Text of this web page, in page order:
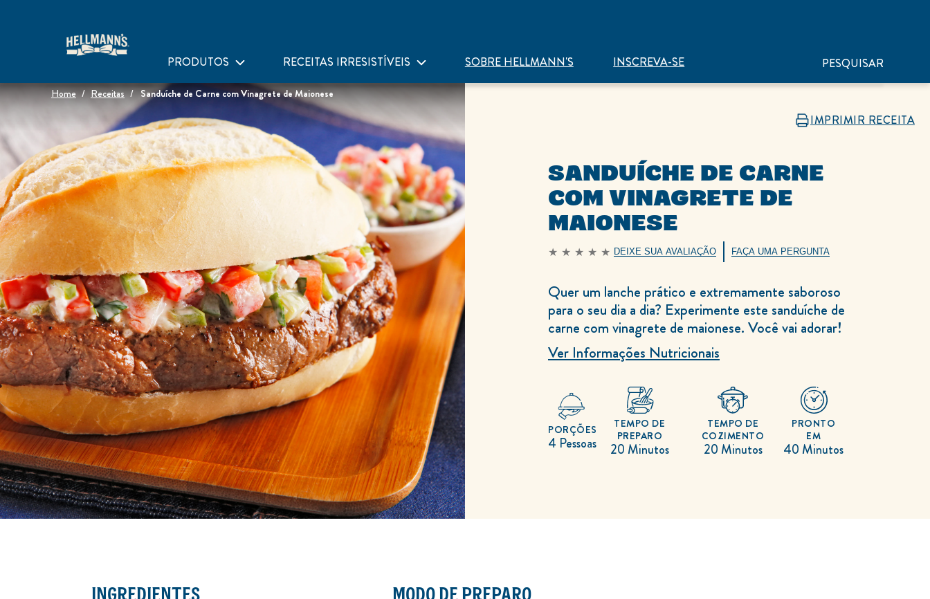
PRODUTOS RECEITAS IRRESISTÍVEIS SOBRE HELLMANN'S INSCREVA-SE PESQUISAR
Home Receitas Sanduíche de Carne com Vinagrete de Maionese
IMPRIMIR RECEITA
SANDUÍCHE DE CARNE
COM VINAGRETE DE
MAIONESE
Nenhuma
este
recipe
DEIXE SUA AVALIAÇÃO FAÇA UMA PERGUNTA
Quer um lanche prático e extremamente saboroso
para o seu dia a dia? Experimente este sanduíche de
carne com vinagrete de maionese. Você vai adorar!
Ver Informações Nutricionais
4 Pessoas
PORÇÕES
20 Minutos
TEMPO DE
PREPARO
20 Minutos
TEMPO DE
COZIMENTO
40 Minutos
PRONTO
EM
INGREDIENTES MODO DE PREPARO